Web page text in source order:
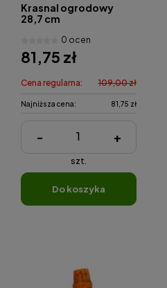
Krasnal ogrodowy
28,7 cm
0 ocen
81,75 zł
Cena regularna: 109,00 zł
Najniższa cena: 81,75 zł
- +
szt.
do koszyka